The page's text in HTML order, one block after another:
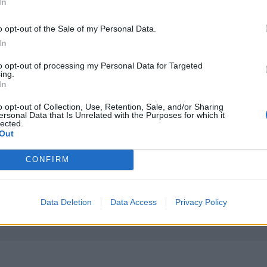
opt-out of the Sale of my Personal Data.
opt-out of processing my Personal Data for Targeted
opt-out of Collection, Use, Retention, Sale, and/or Sharing
Data that Is Unrelated with the Purposes for which it
CONFIRM
Data Deletion Data Access Privacy Policy
Κρήτη και Χρυσή
μεταναστών σε Κρήτη και Χρυσή
Θλίψη και δάκρυα για τον Πάνο Μαματζάκη - Την
ΚΡΗΤΗ 13:16
Θλίψη και δάκρυα για τον Πάνο
τελευταίο αντίο
Δίωξης και Εξιχνίασης Εγκλημάτων Ηρακλείου
Ανηλίκων της Υποδιεύθυνσης Δίωξης και Εξιχνίασης
Πυκνοί καπνοί ανησύχησαν Σίβα
Πυκνοί καπνοί ανησύχησαν Σίβα
και Καμηλάρι - Φωτιά σε ξύλινο